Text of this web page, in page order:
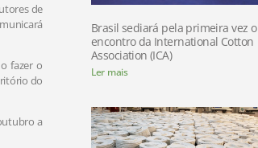
de
fazer o
do
a
Brasil sediará pela primeira vez o
encontro da International Cotton
Association (ICA)
Ler mais